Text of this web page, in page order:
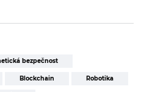
bezpečnost
Blockchain Robotika